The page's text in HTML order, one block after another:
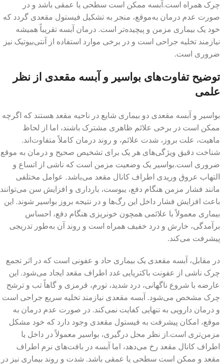
چرک همراه است.آبسه ممکن است سطحی یا عمقی باشد و در
صورت عدم درمان به‌موقع، منجر به تشکیل فیستول مقعدی گردد که
خود یک بیماری مزمن و پیچیده‌تر است. درمان آبسه تقریباً همیشه
نیازمند تخلیه جراحی است و در برخی موارد استفاده از آنتی‌بیوتیک نیز
ضروری است.
توضیح تفاوت‌های بواسیر و آبسه مقعدی از نظر
علمی
بواسیر و آبسه مقعدی دو بیماری شایع در ناحیه مقعد هستند که اگرچه
ممکن است در برخی علائم ظاهری مشترک باشند، اما از لحاظ
ماهیت، علت بروز، شدت علائم، و روند درمان کاملاً متفاوت‌اند.
شناخت دقیق ویژگی‌های هر یک برای تشخیص صحیح و درمان به موقع
ضروری است.بواسیر یک وضعیت مزمن است که ناشی از اتساع و
التهاب عروق وریدی اطراف کانال مقعد می‌باشد. عوامل مختلفی
مانند فشار مزمن هنگام دفع، یبوست، بارداری و افزایش سن می‌توانند
باعث افزایش فشار داخل این رگ‌ها و در نتیجه بروز بواسیر شوند. این
بیماری معمولاً با علائمی همچون خونریزی هنگام دفع، احساس
برآمدگی، خارش و درد خفیف همراه است و روند آن به‌طور تدریجی
پیشرفت می‌کند.
در مقابل، آبسه مقعدی یک بیماری حاد و عفونی است که در اثر تجمع
چرک ناشی از عفونت باکتریایی غدد اطراف مقعد ایجاد می‌شود. این
عارضه با شروع ناگهانی، درد شدید، تورم، قرمزی و گاهاً تب و ترشح
چرک مشخص می‌شود. آبسه مقعدی نیازمند تخلیه سریع جراحی است
و درمان دارویی به تنهایی کفایت نمی‌کند. در صورت عدم درمان به
موقع، امکان پیشرفت به فیستول مقعدی وجود دارد که خود مشکل
مزمن‌تری است.از نظر محل درگیری، بواسیر معمولاً در داخل یا
اطراف کانال مقعد رخ می‌دهد، اما آبسه در بافت‌های نرم اطراف
مقعد و ممکن است سطحی یا عمقی باشد. شدت و روند بیماری نیز در